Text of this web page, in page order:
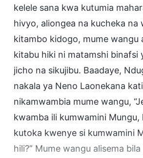
kelele sana kwa kutumia
hivyo, aliongea na kucheka na
kitambo kidogo, mume wangu
kitabu hiki ni matamshi binafsi
jicho na sikujibu. Baadaye,
nakala ya Neno Laonekana
nikamwambia mume wangu,
kwamba ili kumwamini
kutoka kwenye si kumwamini
hili?” Mume wangu alisema